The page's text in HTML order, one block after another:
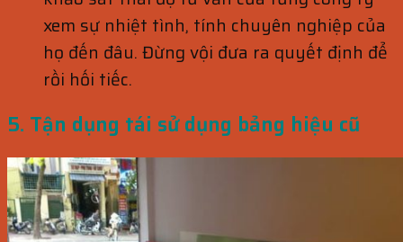
xem sự nhiệt tình, tính chuyên nghiệp của
họ đến đâu. Đừng vội đưa ra quyết định để
rồi hối tiếc.
5. Tận dụng tái sử dụng bảng hiệu cũ